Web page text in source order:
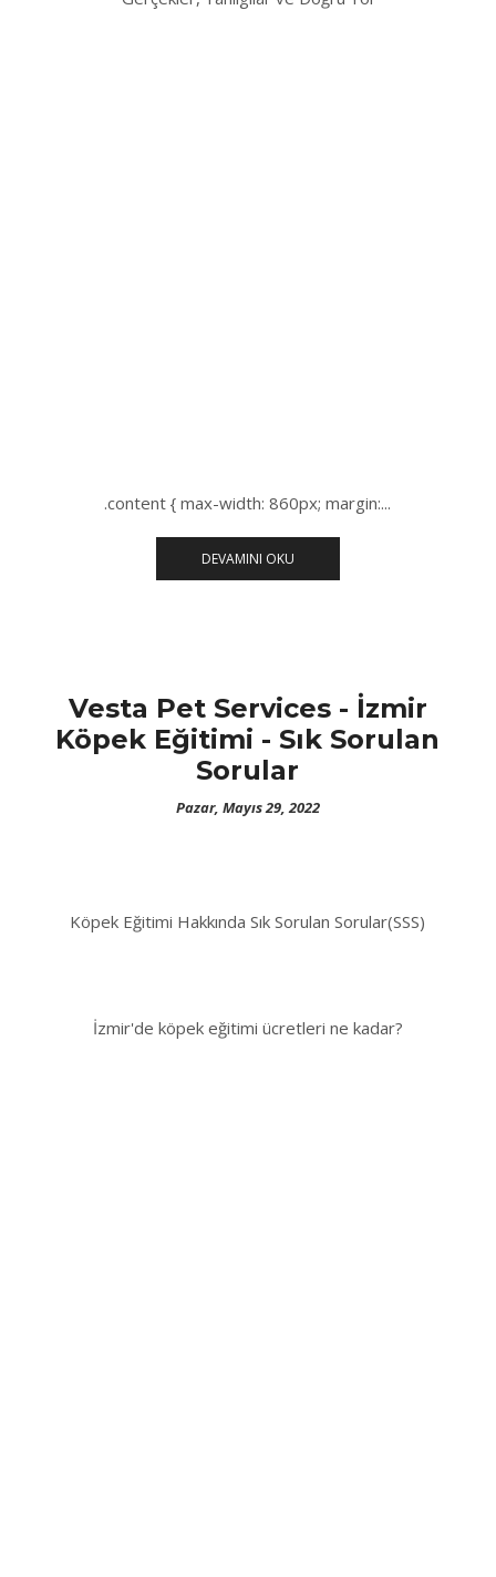
.content { max-width: 860px; margin:...
DEVAMINI OKU
Vesta Pet Services - İzmir
Köpek Eğitimi - Sık Sorulan
Sorular
Pazar, Mayıs 29, 2022
Köpek Eğitimi Hakkında Sık Sorulan Sorular(SSS)
İzmir'de köpek eğitimi ücretleri ne kadar?